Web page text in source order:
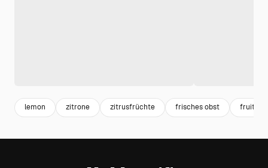
lemon zitrone zitrusfrüchte frisches obst fruits